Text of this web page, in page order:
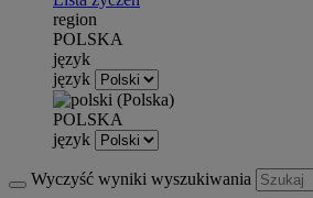
region
POLSKA
język
język
POLSKA
język
Wyczyść wyniki wyszukiwania